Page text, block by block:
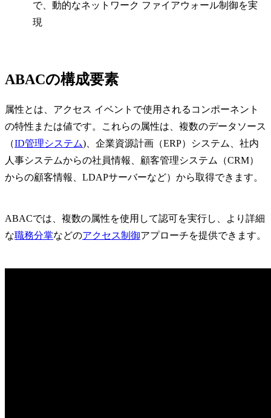
で、動的なネットワーク ファイアウォール制御を実
現
ABACの構成要素
属性とは、アクセス イベントで使用されるコンポーネント
の特性または値です。これらの属性は、複数のデータソース
（ID管理システム)、企業資源計画（ERP）システム、社内
人事システムからの社員情報、顧客管理システム（CRM）
からの顧客情報、LDAPサーバーなど）から取得できます。
ABACでは、複数の属性を使用して認可を実行し、より詳細
な職務分掌などのアクセス制御アプローチを提供できます。